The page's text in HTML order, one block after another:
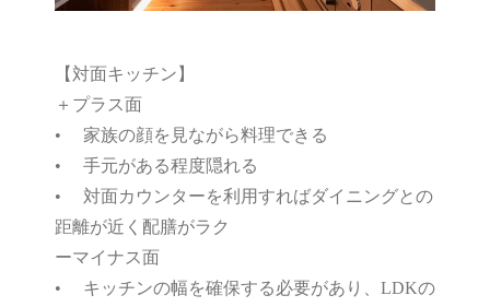
【対面キッチン】
＋プラス面
• 家族の顔を見ながら料理できる
• 手元がある程度隠れる
• 対面カウンターを利用すればダイニングとの
距離が近く配膳がラク
ーマイナス面
• キッチンの幅を確保する必要があり、LDKの